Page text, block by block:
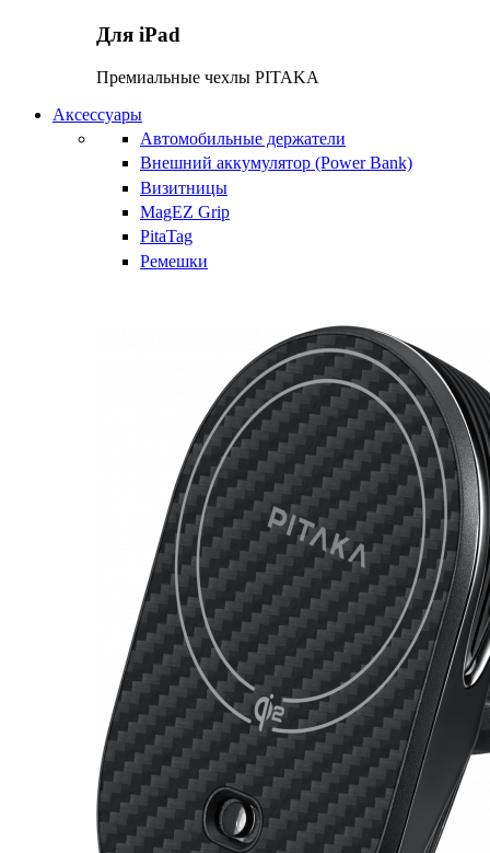
Для iPad
Премиальные чехлы PITAKA
Аксессуары
Автомобильные держатели
Внешний аккумулятор (Power Bank)
Визитницы
MagEZ Grip
PitaTag
Ремешки